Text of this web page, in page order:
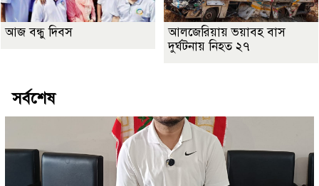
আজ বন্ধু দিবস
আলজেরিয়ায় ভয়াবহ বাস
দুর্ঘটনায় নিহত ২৭
সর্বশেষ